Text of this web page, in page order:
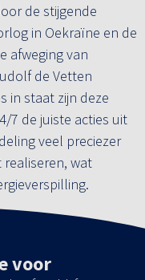
de stijgende
in Oekraïne en de
afweging van
de Vetten
in staat zijn deze
7 de juiste acties uit
veel preciezer
wat
voor